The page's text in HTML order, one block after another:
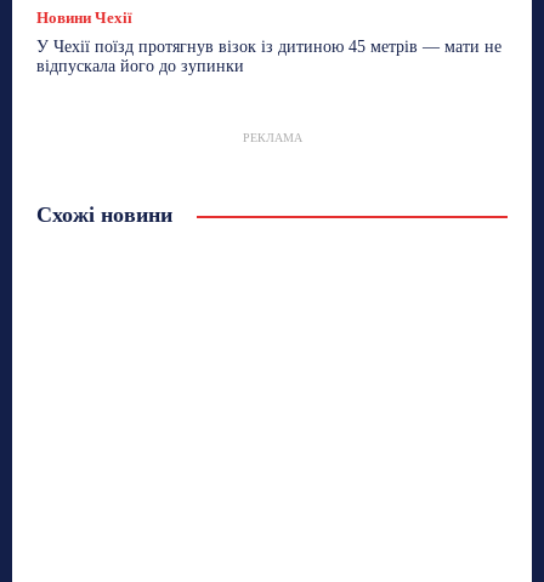
Новини Чехії
У Чехії поїзд протягнув візок із дитиною 45 метрів — мати не
відпускала його до зупинки
РЕКЛАМА
Схожі новини